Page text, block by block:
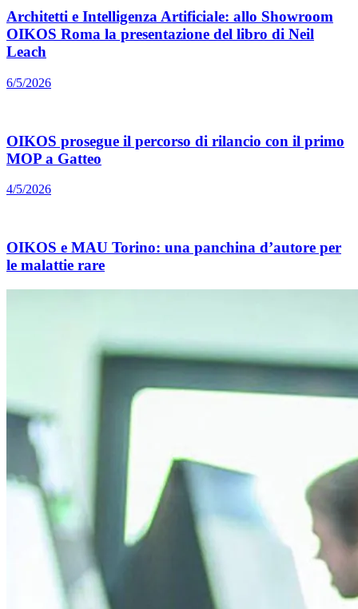
Architetti e Intelligenza Artificiale: allo Showroom
OIKOS Roma la presentazione del libro di Neil
Leach
6/5/2026
OIKOS prosegue il percorso di rilancio con il primo
MOP a Gatteo
4/5/2026
OIKOS e MAU Torino: una panchina d’autore per
le malattie rare